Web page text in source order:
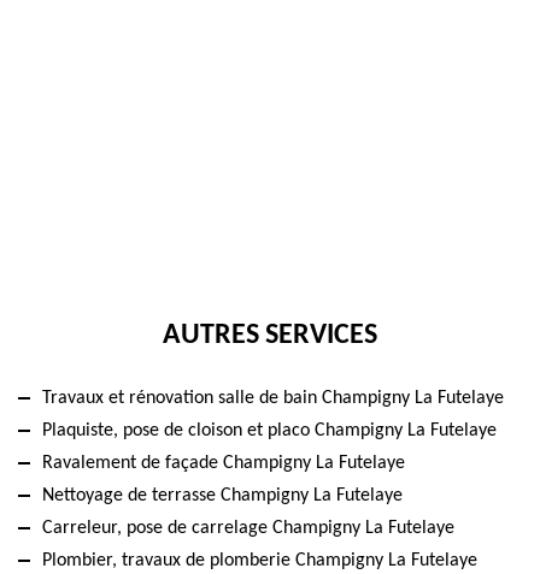
AUTRES SERVICES
Travaux et rénovation salle de bain Champigny La Futelaye
Plaquiste, pose de cloison et placo Champigny La Futelaye
Ravalement de façade Champigny La Futelaye
Nettoyage de terrasse Champigny La Futelaye
Carreleur, pose de carrelage Champigny La Futelaye
Plombier, travaux de plomberie Champigny La Futelaye